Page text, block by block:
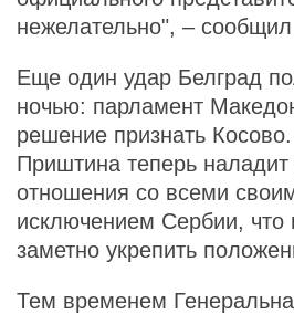
нежелательно", –
Еще один удар Белград
ночью: парламент
решение признать Косово.
Приштина теперь
отношения со всеми
исключением Сербии, что
заметно укрепить
Тем временем